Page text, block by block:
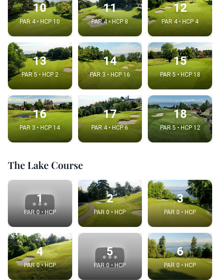
10
PAR 4 • HCP 10
11
PAR 4 • HCP 8
12
PAR 4 • HCP 4
13
PAR 5 • HCP 2
14
PAR 3 • HCP 16
15
PAR 5 • HCP 18
16
PAR 3 • HCP 14
17
PAR 4 • HCP 6
18
PAR 5 • HCP 12
The Lake Course
1
PAR 0 • HCP
2
PAR 0 • HCP
3
PAR 0 • HCP
4
PAR 0 • HCP
5
PAR 0 • HCP
6
PAR 0 • HCP